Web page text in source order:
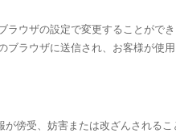
ウザの設定で変更することができ
ラウザに送信され、お客様が使
傍受、妨害または改ざんされる